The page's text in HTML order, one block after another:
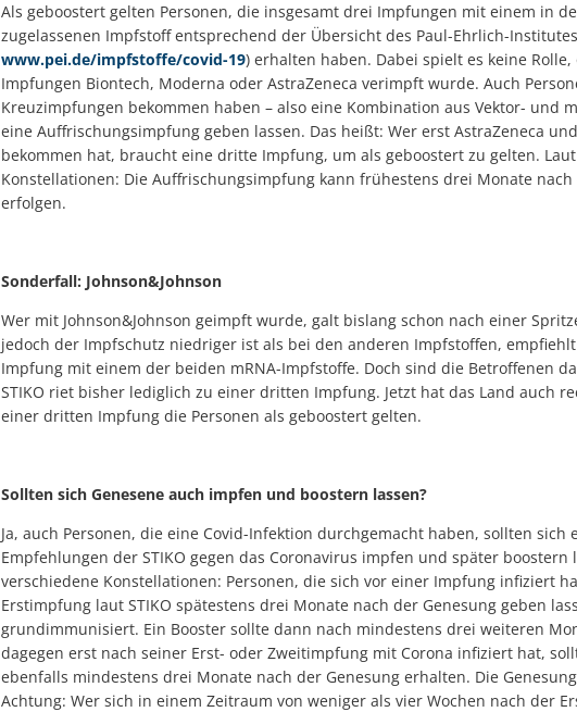
Als geboostert gelten Personen, die insgesamt drei Impfungen mit einem in
zugelassenen Impfstoff entsprechend der Übersicht des Paul-Ehrlich-
www.pei.de/impfstoffe/covid-19) erhalten haben. Dabei spielt es keine
Impfungen Biontech, Moderna oder AstraZeneca verimpft wurde. Auch
Kreuzimpfungen bekommen haben – also eine Kombination aus Vektor- und
eine Auffrischungsimpfung geben lassen. Das heißt: Wer erst AstraZeneca
bekommen hat, braucht eine dritte Impfung, um als geboostert zu gelten.
Konstellationen: Die Auffrischungsimpfung kann frühestens drei Monate
erfolgen.
Sonderfall: Johnson&Johnson
Wer mit Johnson&Johnson geimpft wurde, galt bislang schon nach einer
jedoch der Impfschutz niedriger ist als bei den anderen Impfstoffen,
Impfung mit einem der beiden mRNA-Impfstoffe. Doch sind die Betroffenen
STIKO riet bisher lediglich zu einer dritten Impfung. Jetzt hat das Land auch
einer dritten Impfung die Personen als geboostert gelten.
Sollten sich Genesene auch impfen und boostern lassen?
Ja, auch Personen, die eine Covid-Infektion durchgemacht haben, sollten sich
Empfehlungen der STIKO gegen das Coronavirus impfen und später boostern
verschiedene Konstellationen: Personen, die sich vor einer Impfung infiziert
Erstimpfung laut STIKO spätestens drei Monate nach der Genesung geben
grundimmunisiert. Ein Booster sollte dann nach mindestens drei weiteren
dagegen erst nach seiner Erst- oder Zweitimpfung mit Corona infiziert hat,
ebenfalls mindestens drei Monate nach der Genesung erhalten. Die
Achtung: Wer sich in einem Zeitraum von weniger als vier Wochen nach der